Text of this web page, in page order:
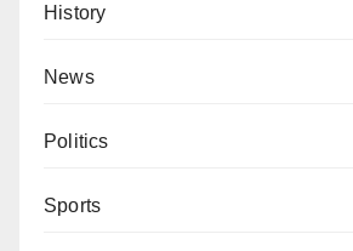
History
News
Politics
Sports